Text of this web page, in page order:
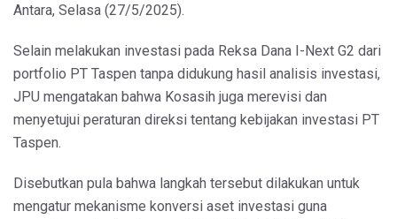
Antara, Selasa (27/5/2025).
Selain melakukan investasi pada Reksa Dana I-Next G2 dari
portfolio PT Taspen tanpa didukung hasil analisis investasi,
JPU mengatakan bahwa Kosasih juga merevisi dan
menyetujui peraturan direksi tentang kebijakan investasi PT
Taspen.
Disebutkan pula bahwa langkah tersebut dilakukan untuk
mengatur mekanisme konversi aset investasi guna